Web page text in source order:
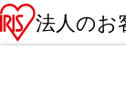
法人のお